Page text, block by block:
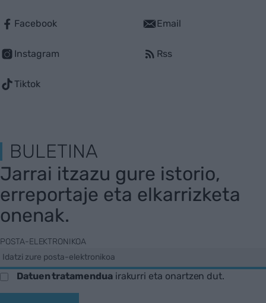
Facebook
Instagram
Tiktok
Email
Rss
BULETINA
Jarrai itzazu gure istorio,
erreportaje eta elkarrizketa
onenak.
POSTA-ELEKTRONIKOA
Datuen tratamenduairakurri eta onartzen dut.